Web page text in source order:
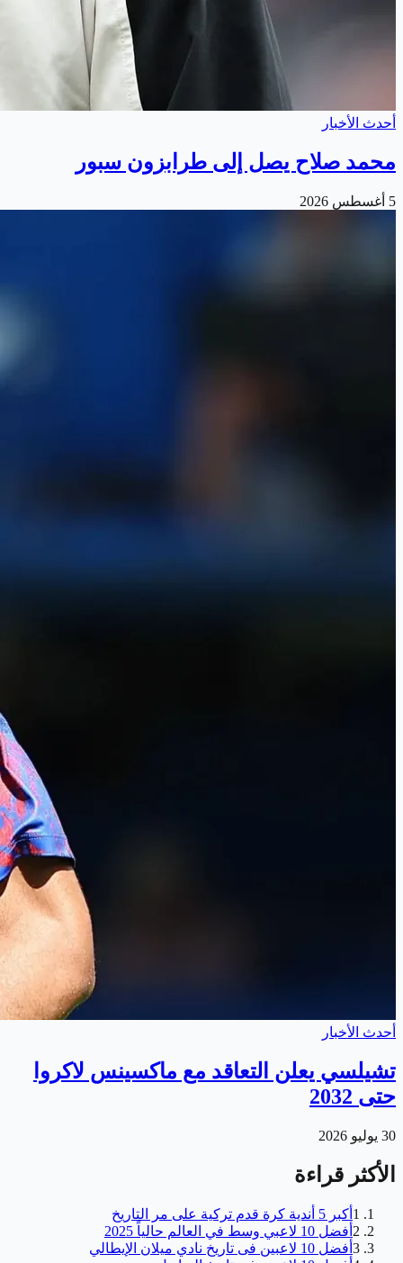
أحدث الأخبار
محمد صلاح يصل إلى طرابزون سبور
5 أغسطس 2026
أحدث الأخبار
تشيلسي يعلن التعاقد مع ماكسينس لاكروا
حتى 2032
30 يوليو 2026
الأكثر قراءة
1 أكبر 5 أندية كرة قدم تركية على مر التاريخ
2 أفضل 10 لاعبي وسط في العالم حالياً 2025
3 أفضل 10 لاعبين فى تاريخ نادي ميلان الإيطالي